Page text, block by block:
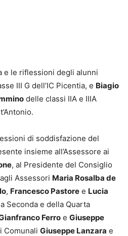
e le riflessioni degli alunni
III G dell’IC Picentia, e Biagio
delle classi IIA e IIIA
di soddisfazione del
insieme all’Assessore ai
, al Presidente del Consiglio
Assessori Maria Rosalba de
, Francesco Pastore e Lucia
Seconda e della Quarta
Ferro e Giuseppe
Comunali Giuseppe Lanzara e